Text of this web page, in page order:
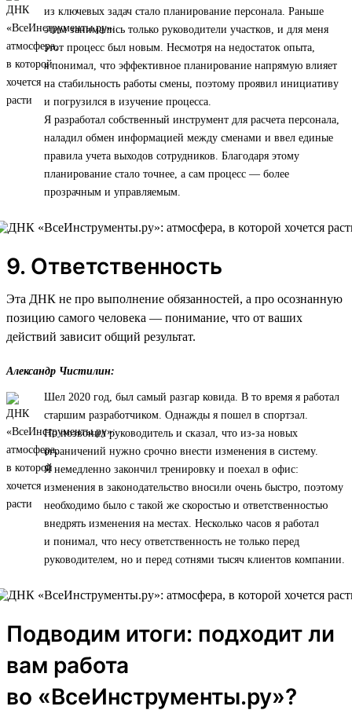
из ключевых задач стало планирование персонала. Раньше
этим занимались только руководители участков, и для меня
этот процесс был новым. Несмотря на недостаток опыта,
я понимал, что эффективное планирование напрямую влияет
на стабильность работы смены, поэтому проявил инициативу
и погрузился в изучение процесса.
Я разработал собственный инструмент для расчета персонала,
наладил обмен информацией между сменами и ввел единые
правила учета выходов сотрудников. Благодаря этому
планирование стало точнее, а сам процесс — более
прозрачным и управляемым.
9. Ответственность
Эта ДНК не про выполнение обязанностей, а про осознанную
позицию самого человека — понимание, что от ваших
действий зависит общий результат.
Александр Чистилин:
Шел 2020 год, был самый разгар ковида. В то время я работал
старшим разработчиком. Однажды я пошел в спортзал.
Но позвонил руководитель и сказал, что из-за новых
ограничений нужно срочно внести изменения в систему.
Я немедленно закончил тренировку и поехал в офис:
изменения в законодательство вносили очень быстро, поэтому
необходимо было с такой же скоростью и ответственностью
внедрять изменения на местах. Несколько часов я работал
и понимал, что несу ответственность не только перед
руководителем, но и перед сотнями тысяч клиентов компании.
Подводим итоги: подходит ли
вам работа
во «ВсеИнструменты.ру»?